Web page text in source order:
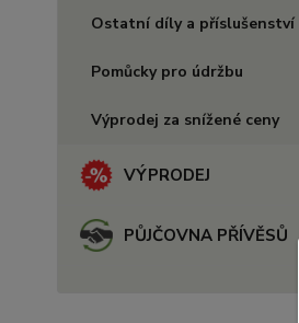
Ostatní díly a příslušenství
Pomůcky pro údržbu
Výprodej za snížené ceny
VÝPRODEJ
PŮJČOVNA PŘÍVĚSŮ